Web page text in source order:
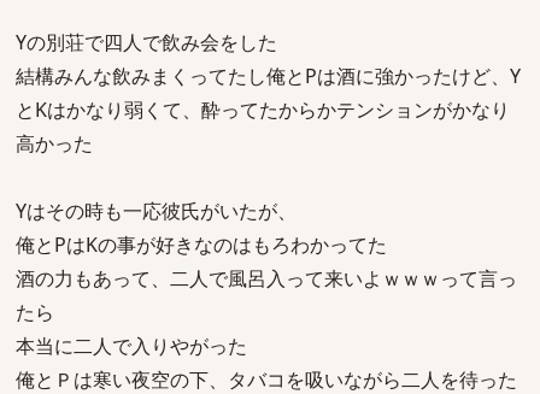
Yの別荘で四人で飲み会をした
結構みんな飲みまくってたし俺とPは酒に強かったけど、Y
とKはかなり弱くて、酔ってたからかテンションがかなり
高かった
Yはその時も一応彼氏がいたが、
俺とPはKの事が好きなのはもろわかってた
酒の力もあって、二人で風呂入って来いよｗｗｗって言っ
たら
本当に二人で入りやがった
俺とＰは寒い夜空の下、タバコを吸いながら二人を待った